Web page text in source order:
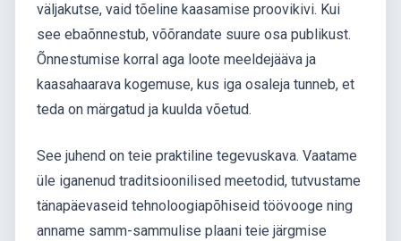
väljakutse, vaid tõeline kaasamise proovikivi. Kui
see ebaõnnestub, võõrandate suure osa publikust.
Õnnestumise korral aga loote meeldejääva ja
kaasahaarava kogemuse, kus iga osaleja tunneb, et
teda on märgatud ja kuulda võetud.
See juhend on teie praktiline tegevuskava. Vaatame
üle iganenud traditsioonilised meetodid, tutvustame
tänapäevaseid tehnoloogiapõhiseid töövooge ning
anname samm-sammulise plaani teie järgmise